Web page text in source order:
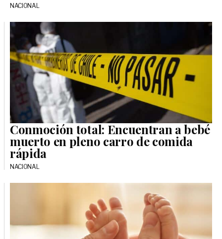
NACIONAL
Conmoción total: Encuentran a bebé
muerto en pleno carro de comida
rápida
NACIONAL